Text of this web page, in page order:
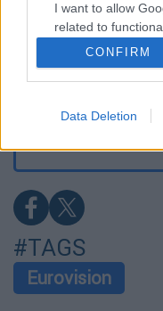
I want to allow
related to
I want to allow
related to
I want to allow
functionality and
user protection.
CONFIRM
Data DeletionΡώσοι
για
#TAGS
Eurovision